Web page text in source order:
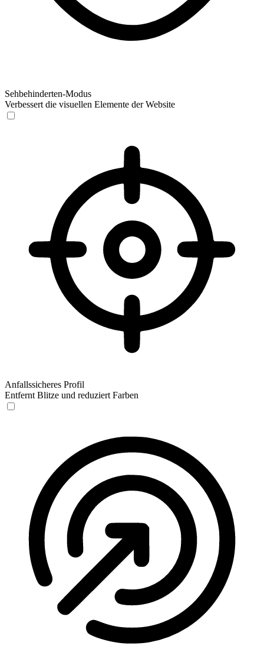
Sehbehinderten-Modus
Verbessert die visuellen Elemente der Website
Anfallssicheres Profil
Entfernt Blitze und reduziert Farben